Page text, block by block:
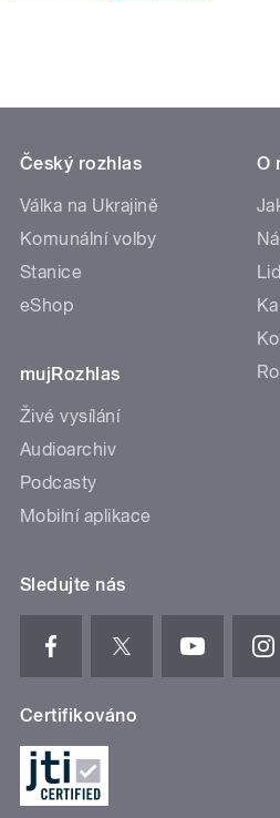
Český rozhlas
Válka na Ukrajině
Komunální volby
Stanice
eShop
mujRozhlas
Živé vysílání
Audioarchiv
Podcasty
Mobilní aplikace
O
Sledujte nás
Certifikováno